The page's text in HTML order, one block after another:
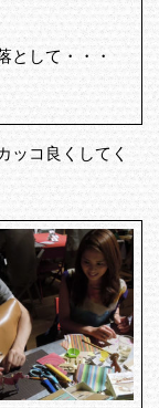
として・・・
ッコ良くしてく